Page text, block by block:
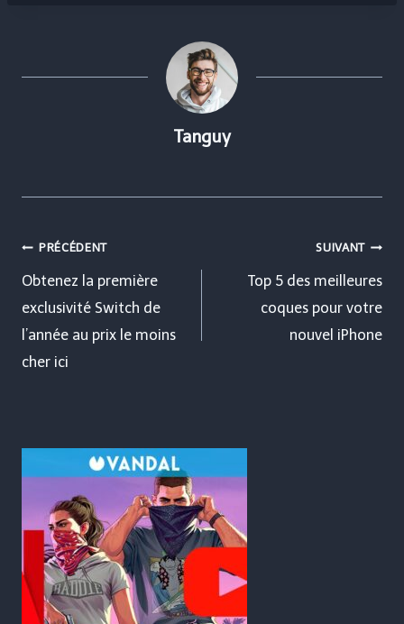
Tanguy
Navigation
de
l’article
PRÉCÉDENT
Obtenez la première
exclusivité Switch de
l’année au prix le moins
cher ici
SUIVANT
Top 5 des meilleures
coques pour votre
nouvel iPhone